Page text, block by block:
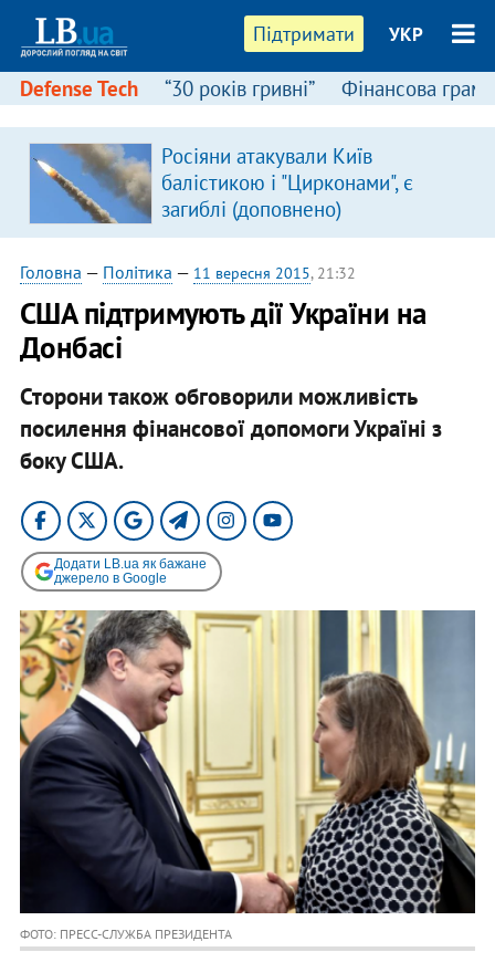
Підтримати УКР
Defense Tech “30 років гривні” Фінансова
Росіяни атакували Київ
балістикою і "Цирконами", є
загиблі (доповнено)
Головна — Політика — 11 вересня 2015, 21:32
США підтримують дії України на
Донбасі
Сторони також обговорили можливість
посилення фінансової допомоги Україні з
боку США.
Додати LB.ua як бажане
джерело в Google
ФОТО: ПРЕСС-СЛУЖБА ПРЕЗИДЕНТА